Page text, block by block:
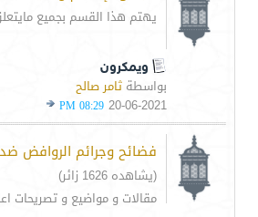
يهتم هذا القسم بجميع
ويمكرون
بواسطة ثامر صالح
20-06-2021
08:29 PM
فضائح وجرائم الروافض
(يشاهده 1626 زائر)
مقالات و مواضيع و تصريحات